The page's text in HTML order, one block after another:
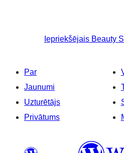
Iepriekšējais Beauty
Par
Jaunumi
Uzturētājs
Privātums